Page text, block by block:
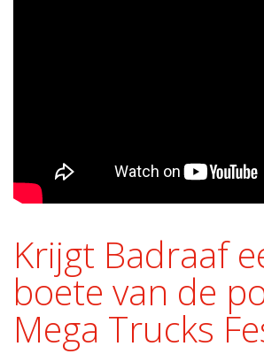
Krijgt Badraaf
boete van de
Mega Trucks